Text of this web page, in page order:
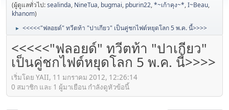
(ผู้ดูแลทั่วไป:sealinda, NineTua, bugmai, pburin22,*~เก้าคุง~*,I~Beau,
khanom)
► <<<<<"ฟลอยด์" ทวีตท้า "ปาเกียว" เป็นคู่ชกไฟต์หยุดโลก 5 พ.ค. นี้>>>>
<<<<<"ฟลอยด์" ทวีตท้า "ปาเกียว"
เป็นคู่ชกไฟต์หยุดโลก 5 พ.ค. นี้>>>>
เริ่มโดย YAII, 11 มกราคม 2012, 12:26:14
0 สมาชิก และ 1 ผู้มาเยือน กำลังดูหัวข้อนี้